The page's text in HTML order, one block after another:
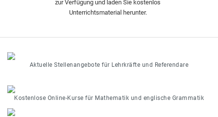
zur Verfügung und laden Sie kostenlos
Unterrichtsmaterial herunter.
Aktuelle Stellenangebote für Lehrkräfte und Referendare
Kostenlose Online-Kurse für Mathematik und englische Grammatik